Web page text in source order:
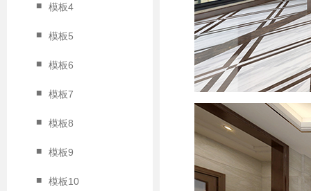
■ 模板4
■ 模板5
■ 模板6
■ 模板7
■ 模板8
■ 模板9
■ 模板10